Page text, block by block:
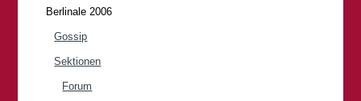
Berlinale 2006
Gossip
Sektionen
Forum